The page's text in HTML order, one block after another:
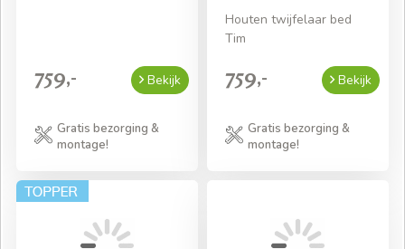
759,- Bekijk
Gratis bezorging &
montage!
Houten twijfelaar bed
Tim
759,- Bekijk
Gratis bezorging &
montage!